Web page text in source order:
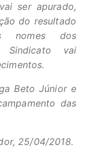
ser apurado,
do resultado
nomes dos
Sindicato vai
Beto Júnior e
das
25/04/2018.